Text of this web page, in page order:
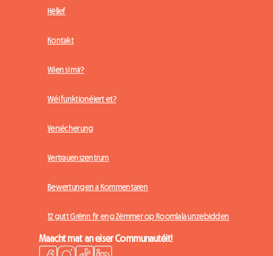
Hëllef
Kontakt
Wien si mir?
Wéi funktionéiert et?
Versécherung
Vertrauenszentrum
Bewertungen a Kommentaren
12 gutt Grënn fir eng Zëmmer op Roomlala unzebidden
Maacht mat an eiser Communautéit!